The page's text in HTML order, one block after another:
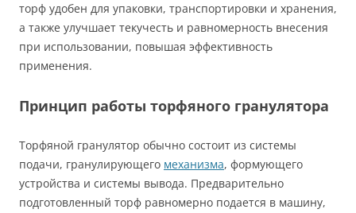
торф удобен для упаковки, транспортировки и хранения,
а также улучшает текучесть и равномерность внесения
при использовании, повышая эффективность
применения.
Принцип работы торфяного гранулятора
Торфяной гранулятор обычно состоит из системы
подачи, гранулирующего механизма, формующего
устройства и системы вывода. Предварительно
подготовленный торф равномерно подается в машину,